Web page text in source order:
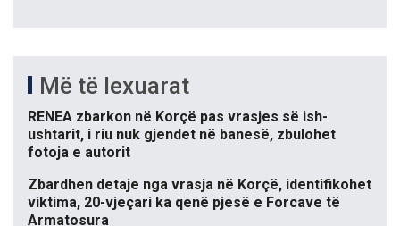
Më të lexuarat
RENEA zbarkon në Korçë pas vrasjes së ish-
ushtarit, i riu nuk gjendet në banesë, zbulohet
fotoja e autorit
Zbardhen detaje nga vrasja në Korçë, identifikohet
viktima, 20-vjeçari ka qenë pjesë e Forcave të
Armatosura